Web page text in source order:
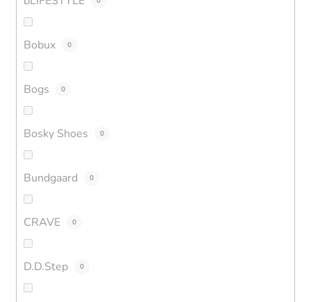
Bobux 0
Bogs 0
Bosky Shoes 0
Bundgaard 0
CRAVE 0
D.D.Step 0